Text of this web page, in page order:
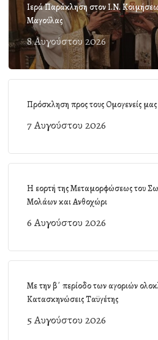
Ιερά Παράκληση στον Ι.Ν.
Μαγούλας
8 Αυγούστου 2026
Πρόσκληση προς τους Ομογενείς μας
7 Αυγούστου 2026
Η εορτή της Μεταμορφώσεως του
Μολάων και Ανθοχώρι
6 Αυγούστου 2026
Με την β΄ περίοδο των αγοριών
Κατασκηνώσεις Ταϋγέτης
5 Αυγούστου 2026